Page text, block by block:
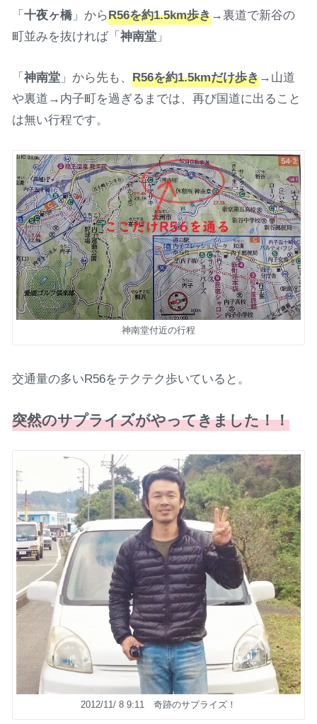
「十夜ヶ橋」からR56を約1.5km歩き→裏道で新谷の
町並みを抜ければ「神南堂 」
「神南堂 」から先も、R56を約1.5kmだけ歩き→山道
や裏道→内子町を過ぎるまでは、再び国道に出ること
は無い行程です。
神南堂付近の行程
交通量の多いR56をテクテク歩いていると。
突然のサプライズがやってきました！！
2012/11/ 8 9:11 奇跡のサプライズ！